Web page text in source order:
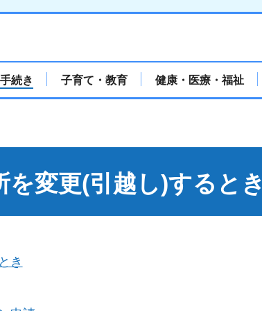
続き 子育て・教育 健康・医療・福祉
変更(引越し)するとき
き